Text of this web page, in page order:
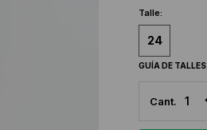
Talle:
24
GUÍA DE TALLES
1